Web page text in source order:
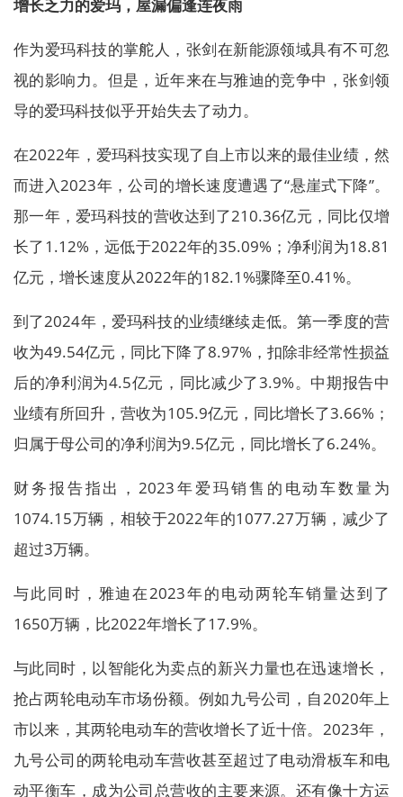
增长乏力的爱玛，屋漏偏逢连夜雨
作为爱玛科技的掌舵人，张剑在新能源领域具有不可忽
视的影响力。但是，近年来在与雅迪的竞争中，张剑领
导的爱玛科技似乎开始失去了动力。
在2022年，爱玛科技实现了自上市以来的最佳业绩，然
而进入2023年，公司的增长速度遭遇了“悬崖式下降”。
那一年，爱玛科技的营收达到了210.36亿元，同比仅增
长了1.12%，远低于2022年的35.09%；净利润为18.81
亿元，增长速度从2022年的182.1%骤降至0.41%。
到了2024年，爱玛科技的业绩继续走低。第一季度的营
收为49.54亿元，同比下降了8.97%，扣除非经常性损益
后的净利润为4.5亿元，同比减少了3.9%。中期报告中
业绩有所回升，营收为105.9亿元，同比增长了3.66%；
归属于母公司的净利润为9.5亿元，同比增长了6.24%。
财务报告指出，2023年爱玛销售的电动车数量为
1074.15万辆，相较于2022年的1077.27万辆，减少了
超过3万辆。
与此同时，雅迪在2023年的电动两轮车销量达到了
1650万辆，比2022年增长了17.9%。
与此同时，以智能化为卖点的新兴力量也在迅速增长，
抢占两轮电动车市场份额。例如九号公司，自2020年上
市以来，其两轮电动车的营收增长了近十倍。2023年，
九号公司的两轮电动车营收甚至超过了电动滑板车和电
动平衡车，成为公司总营收的主要来源。还有像十方运